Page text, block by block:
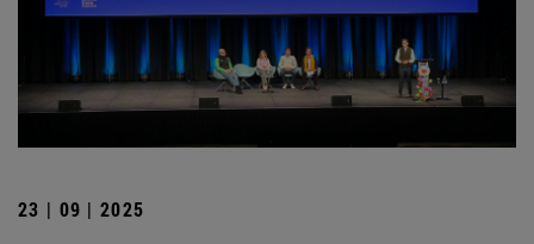
23 | 09 | 2025